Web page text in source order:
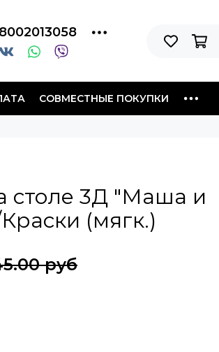
СОВМЕСТНЫЕ ПОКУПКИ
столе 3Д "Маша и
(мягк.)
руб